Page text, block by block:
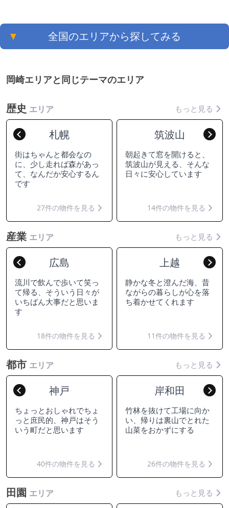
▼ 全国のエリアから探してみる
岡崎エリアと同じテーマのエリア
歴史 エリア もっと見る
Previous札幌
街はちゃんと都会なの
に、少し走れば森があっ
て、なんだか安心するん
です
27件の物件を見る
筑波山
朝起きて窓を開けると、
筑波山が見える、そんな
日々に安心しています
14件の物件を見る
産業 エリア もっと見る
Previous広島
流川で飲んで歩いて笑っ
て帰る、そういう日々が
いちばん大事だと思いま
す
18件の物件を見る
上越
静かな冬と澄んだ海、昔
ながらの暮らしが心を落
ち着かせてくれます
11件の物件を見る
都市 エリア もっと見る
Previous神戸
ちょっとおしゃれでちょ
っと庶民的、神戸はそう
いう町だと思います
40件の物件を見る
岸和田
竹林を抜けて工場に向か
い、帰りは裏山でとれた
山菜をおかずにする
26件の物件を見る
田園 エリア もっと見る